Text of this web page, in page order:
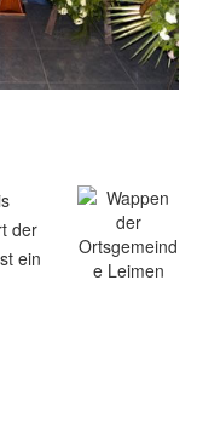
der
ein